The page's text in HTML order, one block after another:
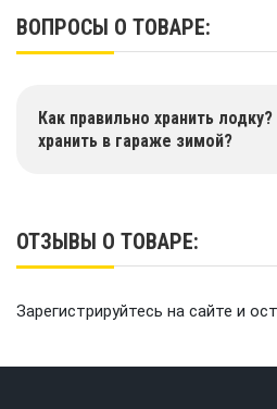
ВОПРОСЫ О ТОВАРЕ:
Как правильно хранить
хранить в гараже зимой?
ОТЗЫВЫ О ТОВАРЕ:
Зарегистрируйтесь на сайте и